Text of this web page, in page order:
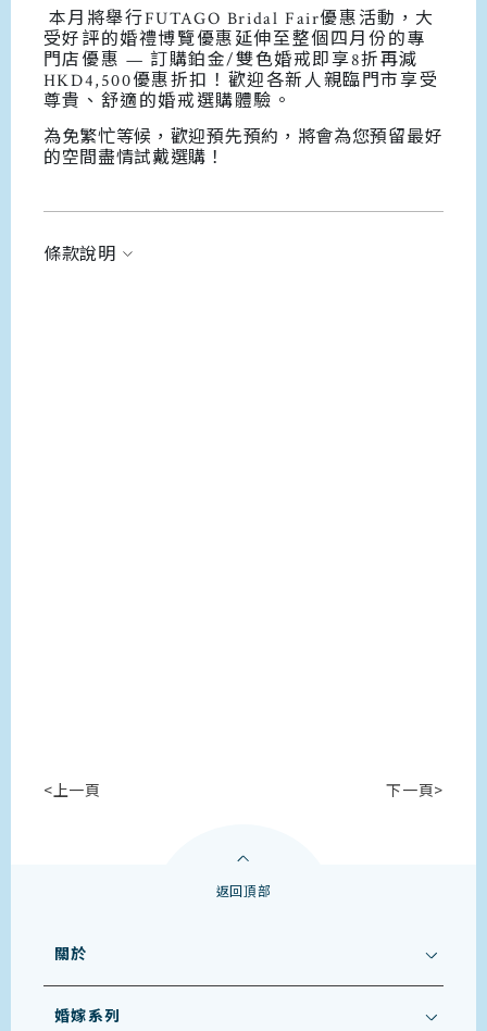
本月將舉行FUTAGO Bridal Fair優惠活動，大
受好評的婚禮博覽優惠延伸至整個四月份的專
門店優惠 — 訂購鉑金/雙色婚戒即享8折再減
HKD4,500優惠折扣！歡迎各新人親臨門市享受
尊貴、舒適的婚戒選購體驗。
為免繁忙等候，歡迎預先預約，將會為您預留最好
的空間盡情試戴選購！
條款說明
<上一頁 下一頁>
返回頂部
關於
婚嫁系列